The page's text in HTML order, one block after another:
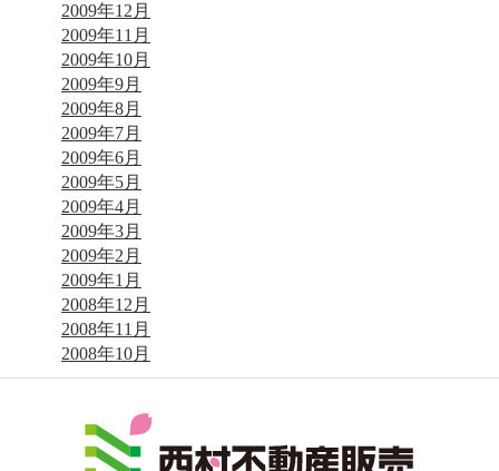
2009年12月
2009年11月
2009年10月
2009年9月
2009年8月
2009年7月
2009年6月
2009年5月
2009年4月
2009年3月
2009年2月
2009年1月
2008年12月
2008年11月
2008年10月